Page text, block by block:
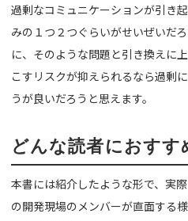
過剰なコミュニケーションが引き
みの１つ２つぐらいがせいぜいだ
に、そのような問題と引き換えに
こすリスクが抑えられるなら過剰
うが良いだろうと思えます。
どんな読者におすす
本書には紹介したような形で、実
の開発現場のメンバーが直面する